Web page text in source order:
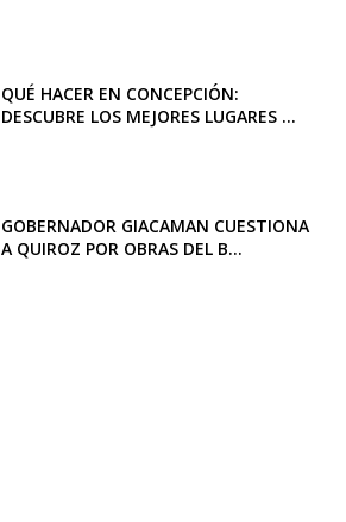
QUÉ HACER EN CONCEPCIÓN:
DESCUBRE LOS MEJORES LUGARES ...
GOBERNADOR GIACAMAN CUESTIONA
A QUIROZ POR OBRAS DEL B...